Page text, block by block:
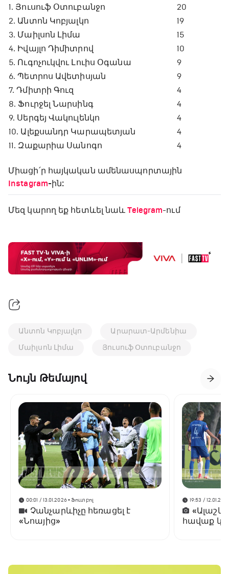
1. Յուսուֆ Օտուբանջո
20
2. Անտոն Կոբյալկո
19
3. Մաիլսոն Լիմա
15
4. Իվայլո Դիմիտրով
10
5. Ուգոչուկվու Լուիս Օգանա
9
6. Պետրոս Ավետիսյան
9
7. Դմիտրի Գուզ
4
8. Ֆուրջել Նարսինգ
4
9. Սերգեյ Վակուլենկո
4
10. Ալեքսանդր Կարապետյան
4
11. Զաքարիա Սանոգո
4
Միացի՛ր հայկական ամենասպորտային
Instagram-ին:
Մեզ կարող եք հետևել նաև Telegram-ում
Անտոն Կոբյալկո
Արարատ-Արմենիա
Մաիլսոն Լիմա
Յուսուֆ Օտուբանջո
Նույն Թեմայով
00:01 / 13.01.2026• Ֆուտբոլ
Չանչարևիչը հեռացել է
«Նոայից»
19:53 /
հավաք